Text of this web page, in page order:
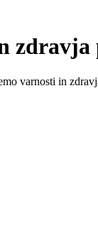
varnosti in